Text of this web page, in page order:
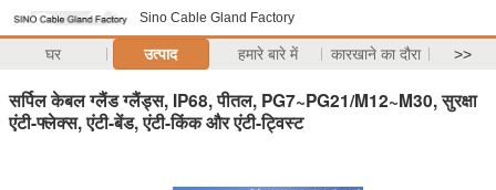
Sino Cable Gland Factory
घर उत्पाद हमारे बारे में कारखाने का दौरा >>
सर्पिल केबल ग्लैंड ग्लैंड्स, IP68, पीतल, PG7~PG21/M12~M30, सुरक्षा
एंटी-फ्लेक्स, एंटी-बेंड, एंटी-किंक और एंटी-ट्विस्ट